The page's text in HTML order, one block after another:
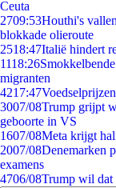
Ceuta
2709:53Houthi's
blokkade olieroute
2518:47Italië hindert
1118:26
migranten
4217:47
3007/08Trump grijpt
geboorte in VS
1607/08Meta krijgt
2007/08Denemarken
examens
4706/08Trump wil dat